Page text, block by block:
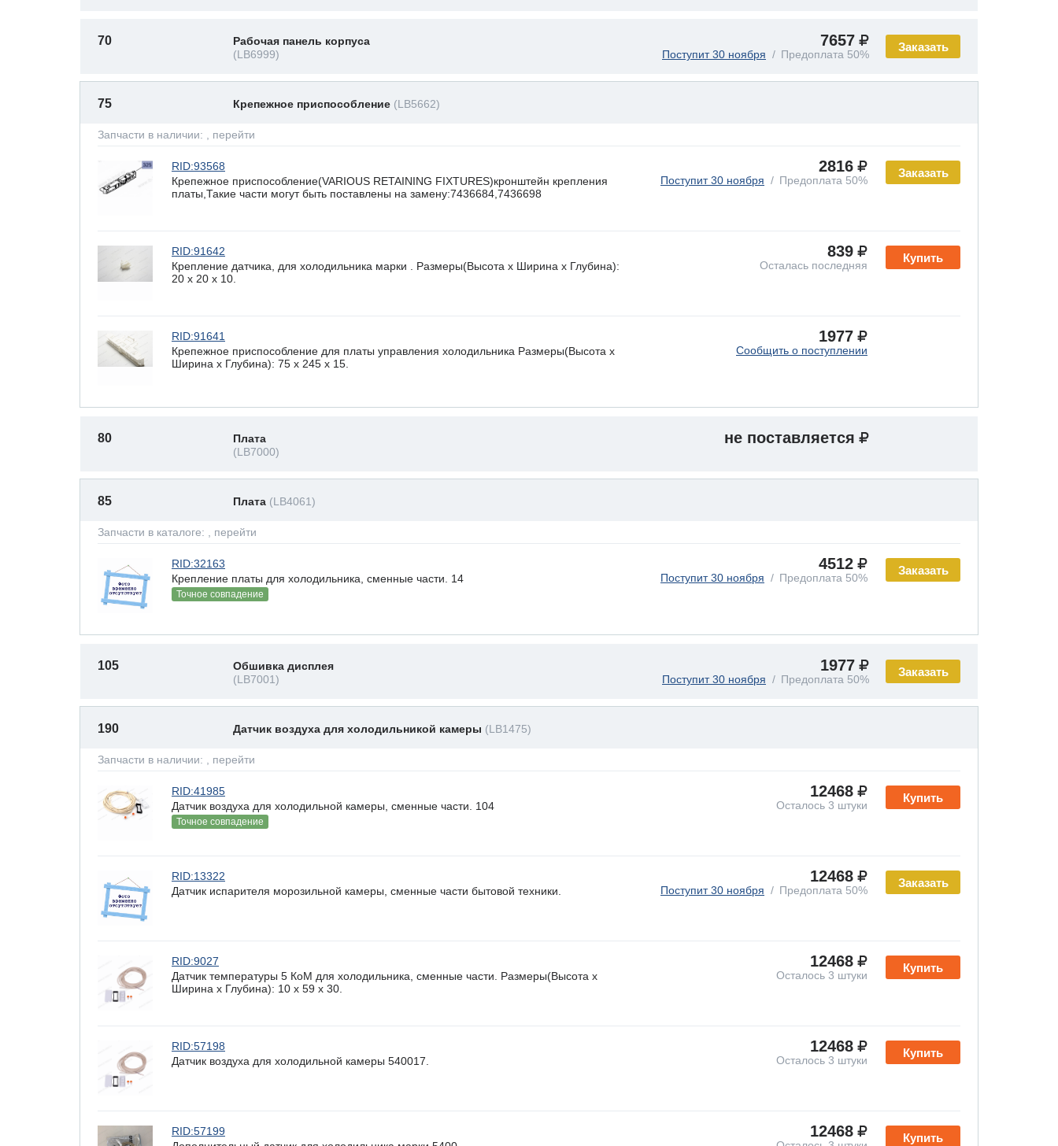
Заказать
70
Рабочая панель корпуса
(LB6999)
7657
Поступит 30 ноября Предоплата 50%
75 Крепежное приспособление (LB5662)
Запчасти в наличии: , перейти
Заказать
RID:93568
Крепежное приспособление(VARIOUS RETAINING FIXTURES)кронштейн крепления
платы,Такие части могут быть поставлены на замену:7436684,7436698
2816
Поступит 30 ноября Предоплата 50%
Купить
RID:91642
Крепление датчика, для холодильника марки . Размеры(Высота х Ширина х Глубина):
20 x 20 х 10.
839
Осталась последняя
RID:91641
Крепежное приспособление для платы управления холодильника Размеры(Высота х
Ширина х Глубина): 75 x 245 х 15.
1977
Сообщить о поступлении
80
Плата
(LB7000)
не поставляется
85 Плата (LB4061)
Запчасти в каталоге: , перейти
Заказать
RID:32163
Крепление платы для холодильника, сменные части. 14
Точное совпадение
4512
Поступит 30 ноября Предоплата 50%
Заказать
105
Обшивка дисплея
(LB7001)
1977
Поступит 30 ноября Предоплата 50%
190 Датчик воздуха для холодильникой камеры (LB1475)
Запчасти в наличии: , перейти
Купить
RID:41985
Датчик воздуха для холодильной камеры, сменные части. 104
Точное совпадение
12468
Осталось 3 штуки
Заказать
RID:13322
Датчик испарителя морозильной камеры, сменные части бытовой техники.
12468
Поступит 30 ноября Предоплата 50%
Купить
RID:9027
Датчик температуры 5 КоМ для холодильника, сменные части. Размеры(Высота х
Ширина х Глубина): 10 x 59 х 30.
12468
Осталось 3 штуки
Купить
RID:57198
Датчик воздуха для холодильной камеры 540017.
12468
Осталось 3 штуки
Купить
RID:57199
12468